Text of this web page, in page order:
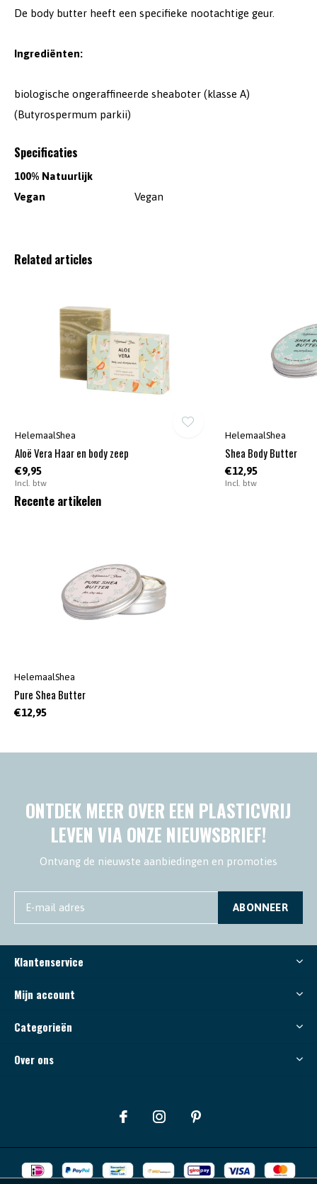
De body butter heeft een specifieke nootachtige geur.
Ingrediënten:
biologische ongeraffineerde sheaboter (klasse A)
(Butyrospermum parkii)
Specificaties
100% Natuurlijk
Vegan
Vegan
Related articles
HelemaalShea
Aloë Vera Haar en body zeep
€9,95
Incl. btw
HelemaalShea
Shea Body Butter
€12,95
Incl. btw
Recente artikelen
HelemaalShea
Pure Shea Butter
€12,95
ONTDEK MEER OVER EEN PLASTICVRIJ
LEVEN VIA ONZE NIEUWSBRIEF!
Ontvang de nieuwste aanbiedingen en promoties
ABONNEER
Klantenservice
Mijn account
Categorieën
Over ons